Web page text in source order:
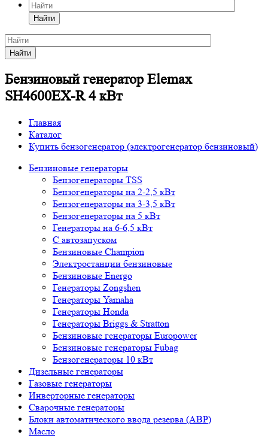
Найти
Найти
Бензиновый генератор Elemax
SH4600EX-R 4 кВт
Главная
Каталог
Купить бензогенератор (электрогенератор бензиновый)
Бензиновые генераторы
Бензогенераторы TSS
Бензогенераторы на 2-2,5 кВт
Бензогенераторы на 3-3,5 кВт
Бензогенераторы на 5 кВт
Генераторы на 6-6,5 кВт
С автозапуском
Бензиновые Champion
Электростанции бензиновые
Бензиновые Energo
Генераторы Zongshen
Генераторы Yamaha
Генераторы Honda
Генераторы Briggs & Stratton
Бензиновые генераторы Europower
Бензиновые генераторы Fubag
Бензогенераторы 10 кВт
Дизельные генераторы
Газовые генераторы
Инверторные генераторы
Сварочные генераторы
Блоки автоматического ввода резерва (АВР)
Масло